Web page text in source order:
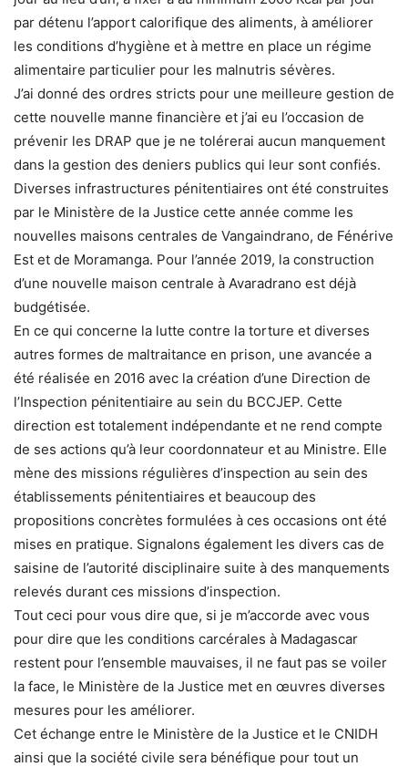
par détenu l’apport calorifique des aliments, à améliorer
les conditions d’hygiène et à mettre en place un régime
alimentaire particulier pour les malnutris sévères.
J’ai donné des ordres stricts pour une meilleure gestion de
cette nouvelle manne financière et j’ai eu l’occasion de
prévenir les DRAP que je ne tolérerai aucun manquement
dans la gestion des deniers publics qui leur sont confiés.
Diverses infrastructures pénitentiaires ont été construites
par le Ministère de la Justice cette année comme les
nouvelles maisons centrales de Vangaindrano, de Fénérive
Est et de Moramanga. Pour l’année 2019, la construction
d’une nouvelle maison centrale à Avaradrano est déjà
budgétisée.
En ce qui concerne la lutte contre la torture et diverses
autres formes de maltraitance en prison, une avancée a
été réalisée en 2016 avec la création d’une Direction de
l’Inspection pénitentiaire au sein du BCCJEP. Cette
direction est totalement indépendante et ne rend compte
de ses actions qu’à leur coordonnateur et au Ministre. Elle
mène des missions régulières d’inspection au sein des
établissements pénitentiaires et beaucoup des
propositions concrètes formulées à ces occasions ont été
mises en pratique. Signalons également les divers cas de
saisine de l’autorité disciplinaire suite à des manquements
relevés durant ces missions d’inspection.
Tout ceci pour vous dire que, si je m’accorde avec vous
pour dire que les conditions carcérales à Madagascar
restent pour l’ensemble mauvaises, il ne faut pas se voiler
la face, le Ministère de la Justice met en œuvres diverses
mesures pour les améliorer.
Cet échange entre le Ministère de la Justice et le CNIDH
ainsi que la société civile sera bénéfique pour tout un